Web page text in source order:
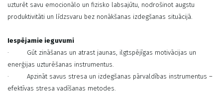
uzturēt savu emocionālo un fizisko labsajūtu, nodrošinot augstu
produktivitāti un līdzsvaru bez nonākšanas izdegšanas situācijā.
Iespējamie ieguvumi
· Gūt zināšanas un atrast jaunas, ilgtspējīgas motivācijas un
enerģijas uzturēšanas instrumentus.
· Apzināt savus stresa un izdegšanas pārvaldības instrumentus –
efektīvas stresa vadīšanas metodes.